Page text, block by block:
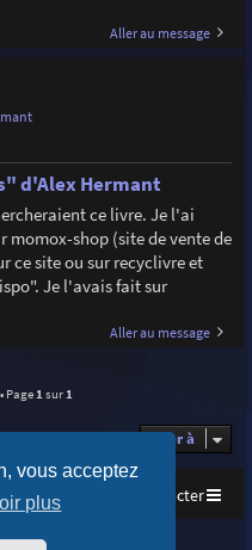
vous acceptez
plus
Aller au message
d'Alex Hermant
ce livre. Je l'ai
momox-shop (site de vente de
ce site ou sur recyclivre et
Je l'avais fait sur
Aller au message
Page1sur1
Aller à
Nous contacter
Ian Bradley